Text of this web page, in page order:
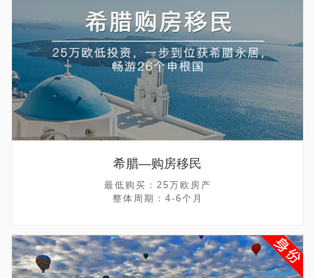
希腊—购房移民
最低购买：25万欧房产
整体周期：4-6个月